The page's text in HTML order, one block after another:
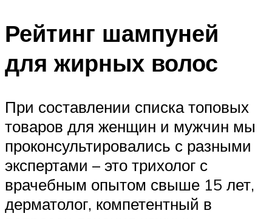
Рейтинг шампуней
для жирных волос
При составлении списка топовых
товаров для женщин и мужчин мы
проконсультировались с разными
экспертами – это трихолог с
врачебным опытом свыше 15 лет,
дерматолог, компетентный в